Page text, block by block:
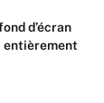
d’écran
entièrement